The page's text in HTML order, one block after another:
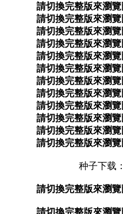
請切換完整版來瀏
請切換完整版來瀏
請切換完整版來瀏
請切換完整版來瀏
請切換完整版來瀏
請切換完整版來瀏
請切換完整版來瀏
請切換完整版來瀏
請切換完整版來瀏
請切換完整版來瀏
請切換完整版來瀏
請切換完整版來瀏
种子下载：
請切換完整版來瀏
請切換完整版來瀏